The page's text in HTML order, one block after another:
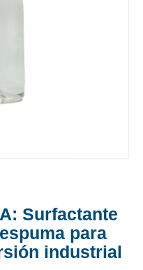
Surfactant DTL-5: Surfactante avanzado de baja espuma para limpieza por aspersión industrial
Surfactante
para
industrial